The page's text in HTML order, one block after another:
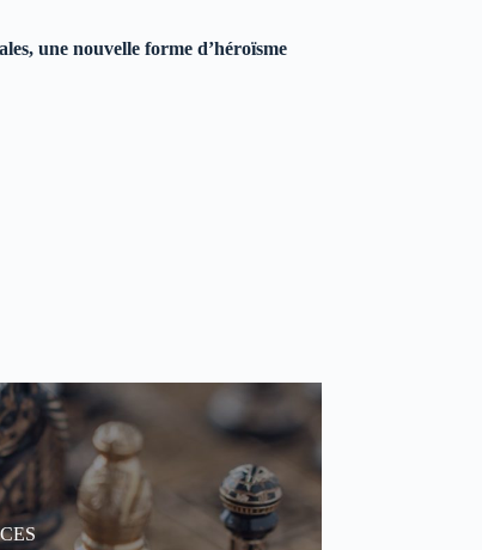
une nouvelle forme d’héroïsme